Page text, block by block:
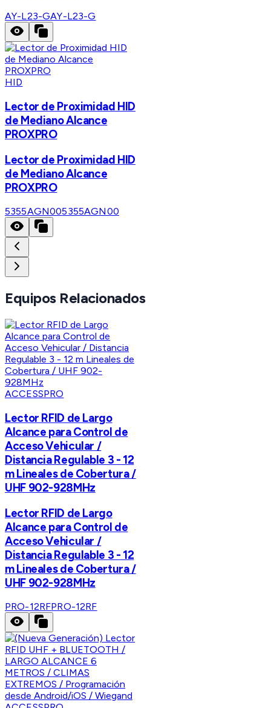
AY-L23-GAY-L23-G
HID
Lector de Proximidad HID
de Mediano Alcance
PROXPRO
Lector de Proximidad HID
de Mediano Alcance
PROXPRO
5355AGN005355AGN00
Equipos Relacionados
ACCESSPRO
Lector RFID de Largo
Alcance para Control de
Acceso Vehicular /
Distancia Regulable 3 - 12
m Lineales de Cobertura /
UHF 902-928MHz
Lector RFID de Largo
Alcance para Control de
Acceso Vehicular /
Distancia Regulable 3 - 12
m Lineales de Cobertura /
UHF 902-928MHz
PRO-12RFPRO-12RF